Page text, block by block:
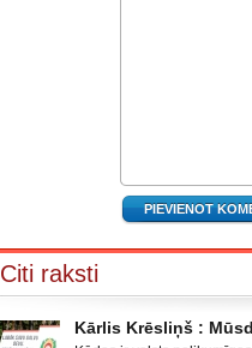
Citi raksti
Kārlis Krēsliņš :